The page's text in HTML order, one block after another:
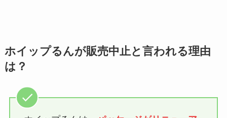
ホイップるんが販売中止と言われる理由
は？